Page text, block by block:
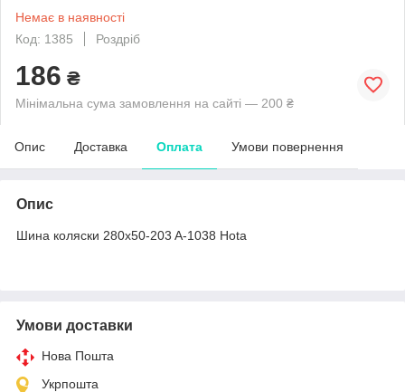
Немає в наявності
Код: 1385
Роздріб
186 ₴
Мінімальна сума замовлення на сайті — 200 ₴
Опис Доставка Оплата Умови повернення
Опис
Шина коляски 280x50-203 A-1038 Hota
Умови доставки
Нова Пошта
Укрпошта